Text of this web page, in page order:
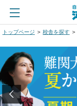
トップページ 校舎を探す